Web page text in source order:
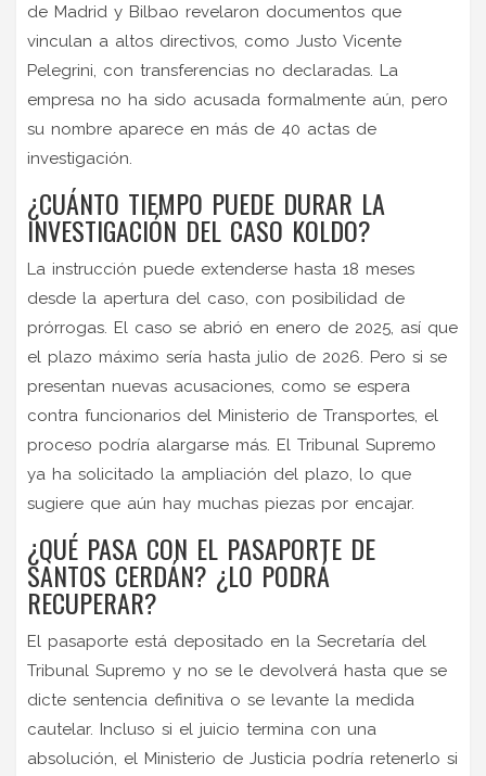
de Madrid y Bilbao revelaron documentos que
vinculan a altos directivos, como Justo Vicente
Pelegrini, con transferencias no declaradas. La
empresa no ha sido acusada formalmente aún, pero
su nombre aparece en más de 40 actas de
investigación.
¿CUÁNTO TIEMPO PUEDE DURAR LA
INVESTIGACIÓN DEL CASO KOLDO?
La instrucción puede extenderse hasta 18 meses
desde la apertura del caso, con posibilidad de
prórrogas. El caso se abrió en enero de 2025, así que
el plazo máximo sería hasta julio de 2026. Pero si se
presentan nuevas acusaciones, como se espera
contra funcionarios del Ministerio de Transportes, el
proceso podría alargarse más. El Tribunal Supremo
ya ha solicitado la ampliación del plazo, lo que
sugiere que aún hay muchas piezas por encajar.
¿QUÉ PASA CON EL PASAPORTE DE
SANTOS CERDÁN? ¿LO PODRÁ
RECUPERAR?
El pasaporte está depositado en la Secretaría del
Tribunal Supremo y no se le devolverá hasta que se
dicte sentencia definitiva o se levante la medida
cautelar. Incluso si el juicio termina con una
absolución, el Ministerio de Justicia podría retenerlo si